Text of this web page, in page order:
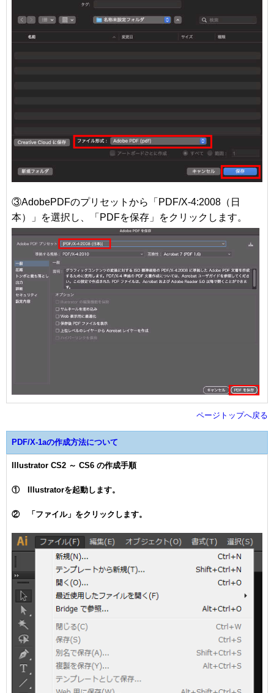
③AdobePDFのプリセットから「PDF/X-4:2008（日
本）」を選択し、「PDFを保存」をクリックします。
ページトップへ戻る
PDF/X-1aの作成方法について
Illustrator CS2 ～ CS6 の作成手順
① Illustratorを起動します。
② 「ファイル」をクリックします。